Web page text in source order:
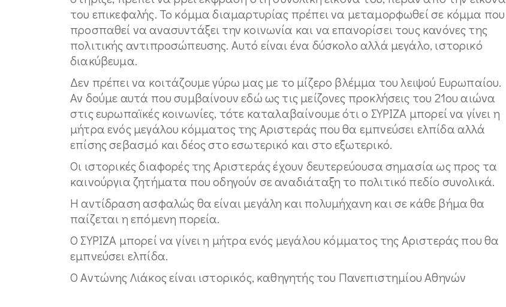
του επικεφαλής. Το κόμμα διαμαρτυρίας πρέπει να μεταμορφωθεί σε κόμμα που
προσπαθεί να ανασυντάξει την κοινωνία και να επανορίσει τους κανόνες της
πολιτικής αντιπροσώπευσης. Αυτό είναι ένα δύσκολο αλλά μεγάλο, ιστορικό
διακύβευμα.
Δεν πρέπει να κοιτάζουμε γύρω μας με το μίζερο βλέμμα του λειψού Ευρωπαίου.
Αν δούμε αυτά που συμβαίνουν εδώ ως τις μείζονες προκλήσεις του 21ου αιώνα
στις ευρωπαϊκές κοινωνίες, τότε καταλαβαίνουμε ότι ο ΣΥΡΙΖΑ μπορεί να γίνει η
μήτρα ενός μεγάλου κόμματος της Αριστεράς που θα εμπνεύσει ελπίδα αλλά
επίσης σεβασμό και δέος στο εσωτερικό και στο εξωτερικό.
Οι ιστορικές διαφορές της Αριστεράς έχουν δευτερεύουσα σημασία ως προς τα
καινούργια ζητήματα που οδηγούν σε αναδιάταξη το πολιτικό πεδίο συνολικά.
Η αντίδραση ασφαλώς θα είναι μεγάλη και πολυμήχανη και σε κάθε βήμα θα
παίζεται η επόμενη πορεία.
Ο ΣΥΡΙΖΑ μπορεί να γίνει η μήτρα ενός μεγάλου κόμματος της Αριστεράς που θα
εμπνεύσει ελπίδα.
Ο Αντώνης Λιάκος είναι ιστορικός, καθηγητής του Πανεπιστημίου Αθηνών